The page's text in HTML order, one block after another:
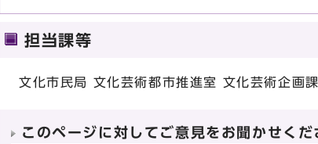
担当課等
文化市民局 文化芸術都市推進室 文化芸術企画課
このページに対してご意見をお聞かせくだ